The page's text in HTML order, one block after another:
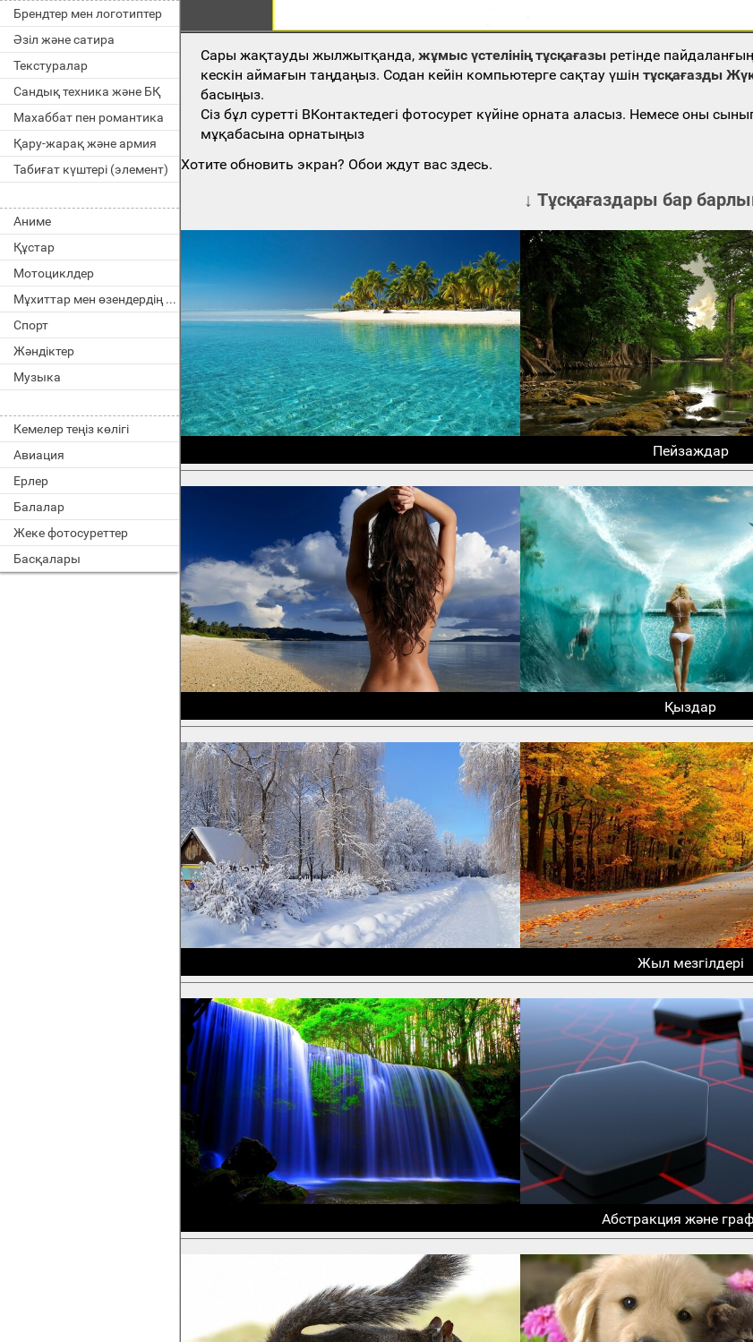
Брендтер мен логотиптер
Әзіл және сатира
Текстуралар
Сандық техника және БҚ
Махаббат пен романтика
Қару-жарақ және армия
Табиғат күштері (элемент)
Аниме
Құстар
Мотоциклдер
Мұхиттар мен өзендердің тұрғындары
Спорт
Жәндіктер
Музыка
Кемелер теңіз көлігі
Авиация
Ерлер
Балалар
Жеке фотосуреттер
Басқалары
Сары жақтауды жылжытқанда,жұмыс үстелінің тұсқағазы ретінде
кескін аймағын таңдаңыз. Содан кейін компьютерге сақтау үшінтұсқағазды
басыңыз.
Сіз бұл суретті ВКонтактедегі фотосурет күйіне орната аласыз. Немесе оны
мұқабасына орнатыңыз
Хотите обновить экран? Обои ждут вас здесь.
↓ Тұсқағаздары бар
Пейзаждар
Қыздар
Жыл мезгілдері
Абстракция және